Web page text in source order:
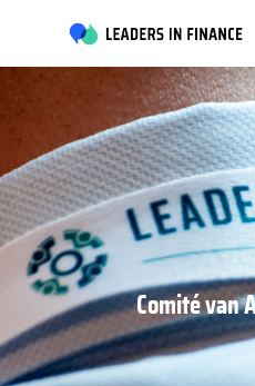
Comité van